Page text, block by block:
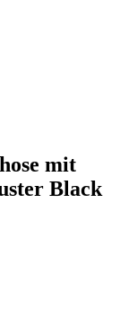
mit
Black